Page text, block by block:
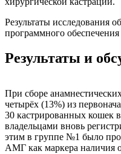
Результаты исследования
программного
Результаты и
При сборе
четырёх (13%) из
30 кастрированных кошек
владельцами вновь
этим в группе №1 было
АМГ как маркера наличия